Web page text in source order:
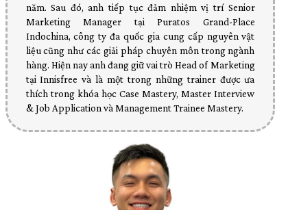
năm. Sau đó, anh tiếp tục đảm nhiệm vị trí Senior
Marketing Manager tại Puratos Grand-Place
Indochina, công ty đa quốc gia cung cấp nguyên vật
liệu cũng như các giải pháp chuyên môn trong ngành
hàng. Hiện nay anh đang giữ vai trò Head of Marketing
tại Innisfree và là một trong những trainer được ưa
thích trong khóa học Case Mastery, Master Interview
& Job Application và Management Trainee Mastery.